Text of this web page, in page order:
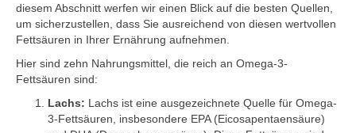
diesem Abschnitt werfen wir einen Blick auf die besten Quellen,
um sicherzustellen, dass Sie ausreichend von diesen wertvollen
Fettsäuren in Ihrer Ernährung aufnehmen.
Hier sind zehn Nahrungsmittel, die reich an Omega-3-
Fettsäuren sind:
Lachs: Lachs ist eine ausgezeichnete Quelle für Omega-
3-Fettsäuren, insbesondere EPA (Eicosapentaensäure)